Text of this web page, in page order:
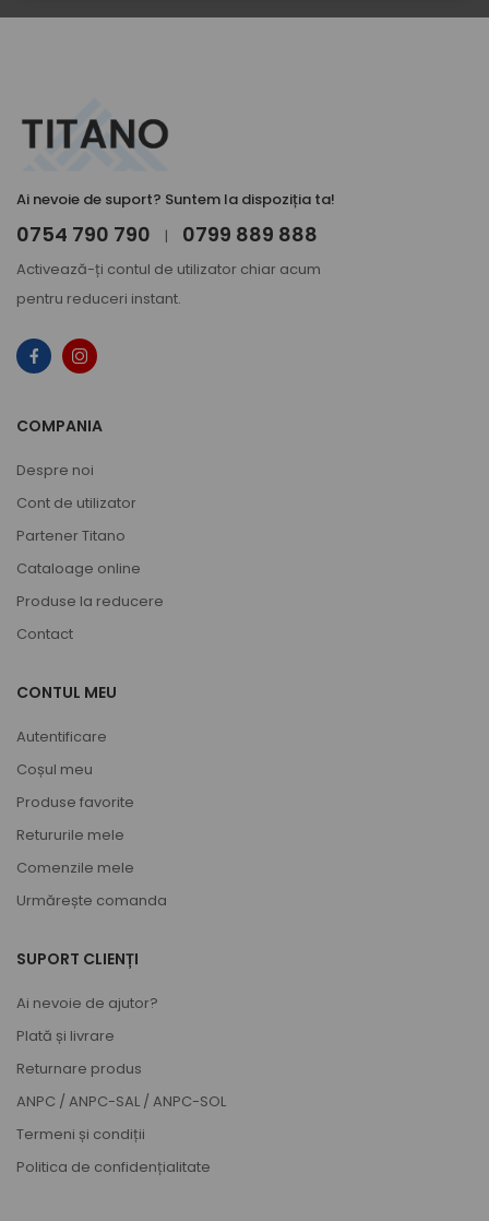
Ai nevoie de suport? Suntem la dispoziția ta!
0754 790 790 | 0799 889 888
Activează-ți contul de utilizator chiar acum
pentru reduceri instant.
COMPANIA
Despre noi
Cont de utilizator
Partener Titano
Cataloage online
Produse la reducere
Contact
CONTUL MEU
Autentificare
Coșul meu
Produse favorite
Retururile mele
Comenzile mele
Urmărește comanda
SUPORT CLIENȚI
Ai nevoie de ajutor?
Plată și livrare
Returnare produs
ANPC /ANPC-SAL /ANPC-SOL
Termeni și condiții
Politica de confidențialitate